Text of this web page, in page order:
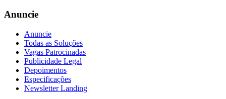
Anuncie
Anuncie
Todas as Soluções
Vagas Patrocinadas
Publicidade Legal
Depoimentos
Especificações
Newsletter Landing